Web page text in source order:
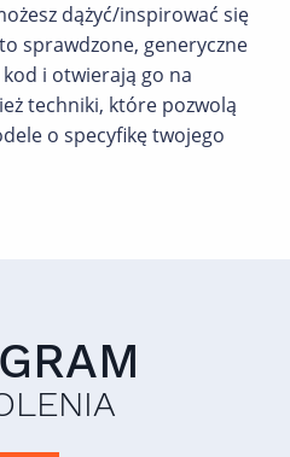
dążyć/inspirować się
sprawdzone, generyczne
i otwierają go na
techniki, które pozwolą
o specyfikę twojego